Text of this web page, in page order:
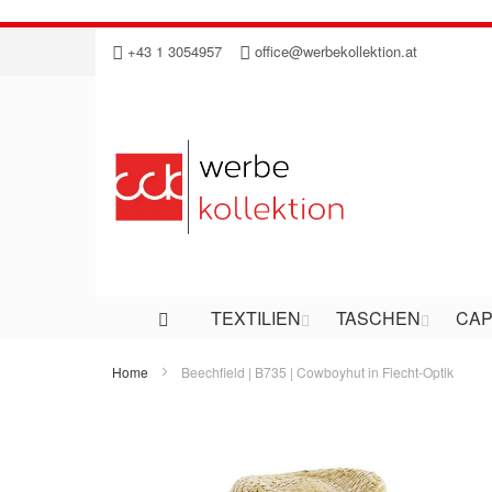
Direkt
Inhalt
+43 1 3054957 office@werbekollektion.at
TEXTILIEN TASCHEN
Home Beechfield | B735 | Cowboyhut in Flecht-Optik